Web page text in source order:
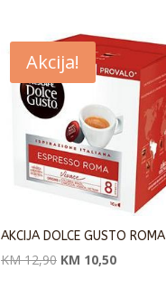
Akcija!
AKCIJA DOLCE GUSTO ROMA
KM12,90 Originalna
KM 10,50Trenutna